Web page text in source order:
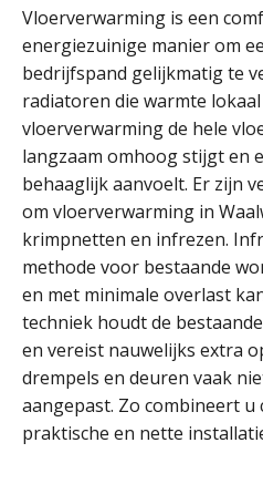
Vloerverwarming is een
energiezuinige manier om
bedrijfspand gelijkmatig te
radiatoren die warmte
vloerverwarming de hele
langzaam omhoog stijgt en
behaaglijk aanvoelt. Er zijn
om vloerverwarming in
krimpnetten en infrezen.
methode voor bestaande
en met minimale overlast
techniek houdt de
en vereist nauwelijks extra
drempels en deuren vaak
aangepast. Zo combineert
praktische en nette